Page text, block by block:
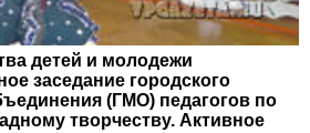
детей и молодежи
заседание городского
(ГМО) педагогов по
творчеству. Активное